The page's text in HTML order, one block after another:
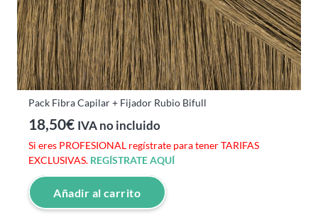
Pack Fibra Capilar + Fijador Rubio Bifull
18,50€ IVA no incluido
Si eres PROFESIONAL regístrate para tener TARIFAS
EXCLUSIVAS. REGÍSTRATE AQUÍ
Añadir al carrito